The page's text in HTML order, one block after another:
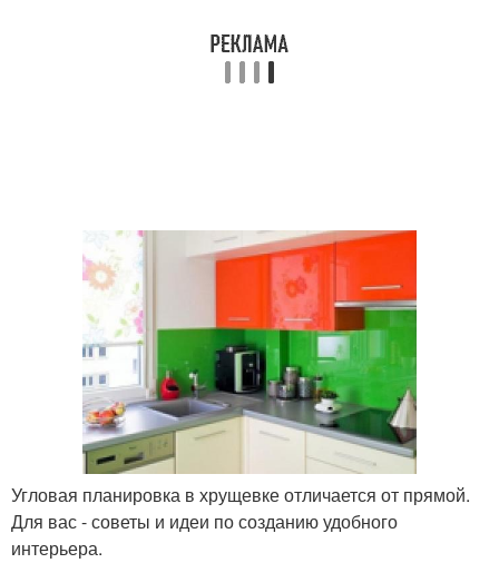
Угловая планировка в хрущевке отличается от прямой.
Для вас - советы и идеи по созданию удобного
интерьера.